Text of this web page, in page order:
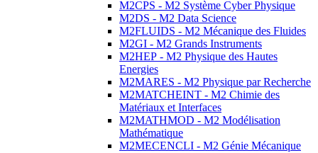
M2CPS - M2 Système Cyber Physique
M2DS - M2 Data Science
M2FLUIDS - M2 Mécanique des Fluides
M2GI - M2 Grands Instruments
M2HEP - M2 Physique des Hautes
Energies
M2MARES - M2 Physique par Recherche
M2MATCHEINT - M2 Chimie des
Matériaux et Interfaces
M2MATHMOD - M2 Modélisation
Mathématique
M2MECENCLI - M2 Génie Mécanique